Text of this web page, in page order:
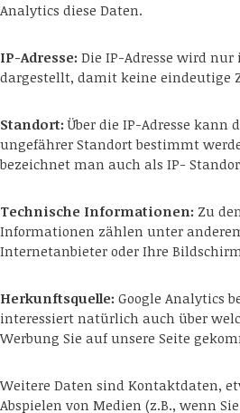
Analytics diese Daten.
IP-Adresse: Die IP-Adresse wird
dargestellt, damit keine eindeutige
Standort: Über die IP-Adresse kann
ungefährer Standort bestimmt
bezeichnet man auch als IP-
Technische Informationen: Zu
Informationen zählen unter
Internetanbieter oder Ihre
Herkunftsquelle: Google Analytics
interessiert natürlich auch über
Werbung Sie auf unsere Seite
Weitere Daten sind Kontaktdaten,
Abspielen von Medien (z.B., wenn